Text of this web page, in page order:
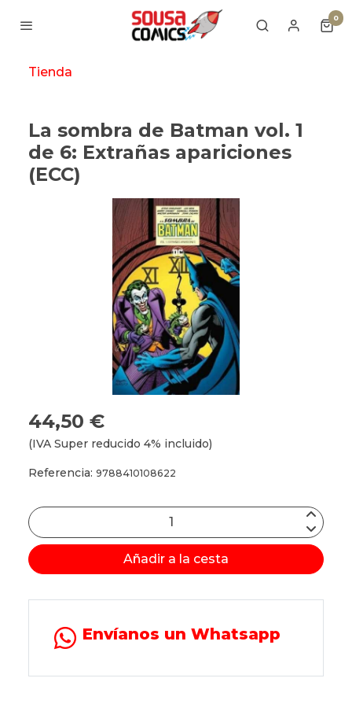
0
Tienda
La sombra de Batman vol. 1
de 6: Extrañas apariciones
(ECC)
44,50 €
(IVA Super reducido 4% incluido)
Referencia: 9788410108622
Añadir a la cesta
Envíanos un Whatsapp